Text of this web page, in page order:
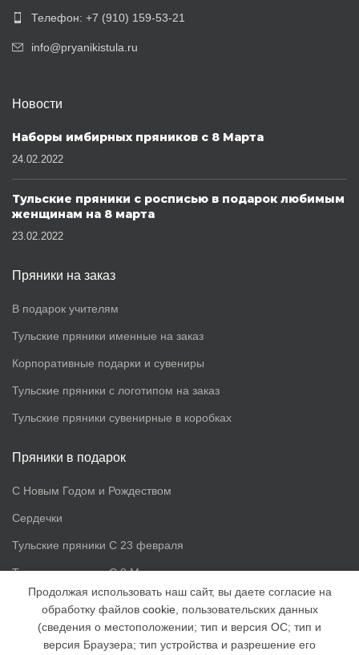
Телефон: +7 (910) 159-53-21
info@pryanikistula.ru
Новости
Наборы имбирных пряников с 8 Марта
24.02.2022
Тульские пряники с росписью в подарок любимым
женщинам на 8 марта
23.02.2022
Пряники на заказ
В подарок учителям
Тульские пряники именные на заказ
Корпоративные подарки и сувениры
Тульские пряники с логотипом на заказ
Тульские пряники сувенирные в коробках
Пряники в подарок
С Новым Годом и Рождеством
Сердечки
Тульские пряники С 23 февраля
Тульские пряники С 8 Марта
Доп. информация
Статьи
Продолжая использовать наш сайт, вы даете согласие на
обработку файлов cookie, пользовательских данных
(сведения о местоположении; тип и версия ОС; тип и
версия Браузера; тип устройства и разрешение его